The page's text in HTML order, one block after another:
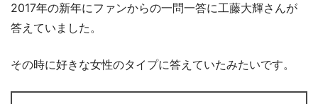
2017年の新年にファンからの一問一答に工藤大輝さんが
答えていました。
その時に好きな女性のタイプに答えていたみたいです。